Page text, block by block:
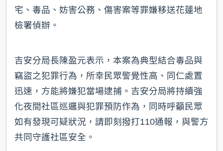
宅、毒品、妨害公務、傷害案等罪嫌移送花蓮地
檢署偵辦。
吉安分局長陳盈元表示，本案為典型結合毒品與
竊盜之犯罪行為，所幸民眾警覺性高、同仁處置
迅速，方能將嫌犯當場逮捕。吉安分局將持續強
化夜間社區巡邏與犯罪預防作為，同時呼籲民眾
如有發現可疑狀況，請即刻撥打110通報，與警方
共同守護社區安全。